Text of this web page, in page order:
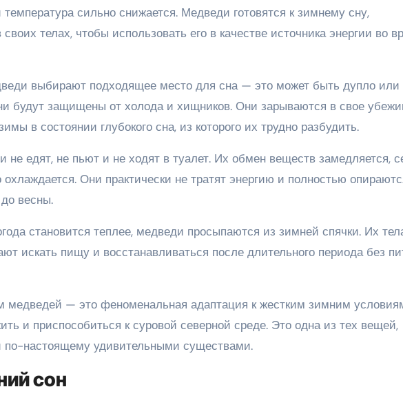
сильно снижается. Медведи готовятся к зимнему сну,
телах, чтобы использовать его в качестве источника энергии во
выбирают подходящее место для сна — это может быть дупло или
будут защищены от холода и хищников. Они зарываются в свое
в состоянии глубокого сна, из которого их трудно разбудить.
не едят, не пьют и не ходят в туалет. Их обмен веществ замедляется,
охлаждается. Они практически не тратят энергию и полностью
весны.
становится теплее, медведи просыпаются из зимней спячки. Их
искать пищу и восстанавливаться после длительного периода без
медведей — это феноменальная адаптация к жестким зимним
и приспособиться к суровой северной среде. Это одна из тех вещей,
по-настоящему удивительными существами.
сон